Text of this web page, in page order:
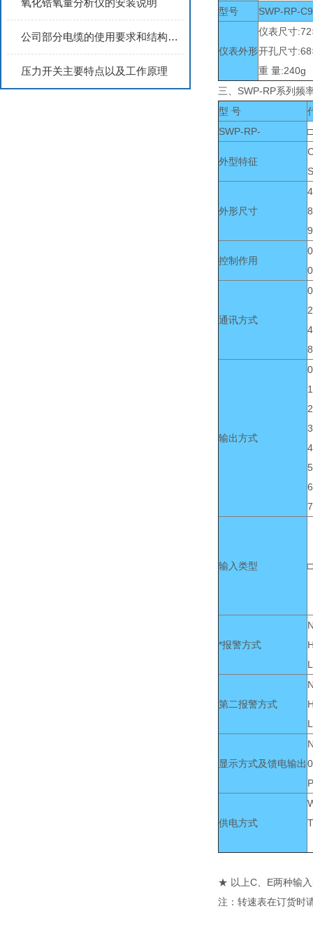
氧化锆氧量分析仪的安装说明
公司部分电缆的使用要求和结构特点2
压力开关主要特点以及工作原理
型号 SWP-RP-
仪表外形
仪表尺寸
开孔尺寸
重 量:240g
三、SWP-RP系列频
型 号
SWP-RP-
外型特征
S
外形尺寸
4
8
9
控制作用
通讯方式
0
2
4
8
输出方式
0
1
2
3
4
5
6
7
输入类型 □
*报警方式
L
第二报警方式
L
显示方式及馈电输出
P
供电方式
T
★ 以上C、E两种输
注：转速表在订货时